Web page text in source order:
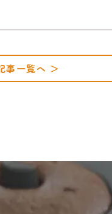
事一覧へ ＞